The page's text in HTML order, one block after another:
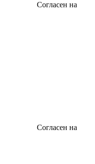
Согласен на
Согласен на